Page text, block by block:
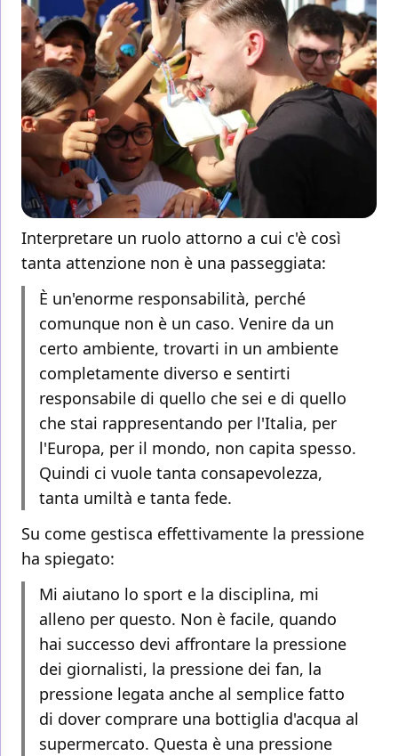
Interpretare un ruolo attorno a cui c'è così
tanta attenzione non è una passeggiata:
È un'enorme responsabilità, perché
comunque non è un caso. Venire da un
certo ambiente, trovarti in un ambiente
completamente diverso e sentirti
responsabile di quello che sei e di quello
che stai rappresentando per l'Italia, per
l'Europa, per il mondo, non capita spesso.
Quindi ci vuole tanta consapevolezza,
tanta umiltà e tanta fede.
Su come gestisca effettivamente la pressione
ha spiegato:
Mi aiutano lo sport e la disciplina, mi
alleno per questo. Non è facile, quando
hai successo devi affrontare la pressione
dei giornalisti, la pressione dei fan, la
pressione legata anche al semplice fatto
di dover comprare una bottiglia d'acqua al
supermercato. Questa è una pressione